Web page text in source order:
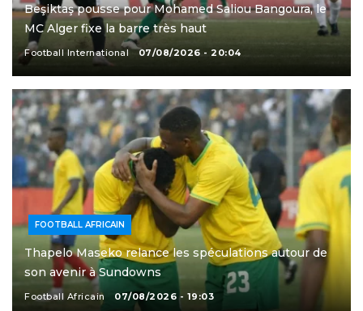
Beşiktaş pousse pour Mohamed Saliou Bangoura, le
MC Alger fixe la barre très haut
Football International 07/08/2026 - 20:04
FOOTBALL AFRICAIN
Thapelo Maseko relance les spéculations autour de
son avenir à Sundowns
Football Africain 07/08/2026 - 19:03